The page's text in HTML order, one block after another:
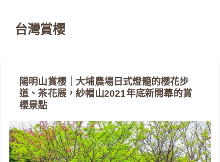
台灣賞櫻
陽明山賞櫻｜大埔農場日式燈籠的櫻花步
道、茶花展，紗帽山2021年底新開幕的賞
櫻景點